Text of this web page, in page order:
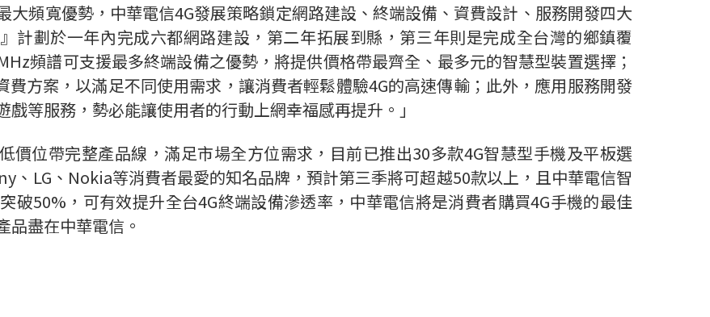
大頻寬優勢，中華電信4G發展策略鎖定網路建設、終端設備、資費設計、服務開發四大
計劃於一年內完成六都網路建設，第二年拓展到縣，第三年則是完成全台灣的鄉鎮覆
頻譜可支援最多終端設備之優勢，將提供價格帶最齊全、最多元的智慧型裝置選擇；
方案，以滿足不同使用需求，讓消費者輕鬆體驗4G的高速傳輸；此外，應用服務開發
等服務，勢必能讓使用者的行動上網幸福感再提升。」
價位帶完整產品線，滿足市場全方位需求，目前已推出30多款4G智慧型手機及平板選
、LG、Nokia等消費者最愛的知名品牌，預計第三季將可超越50款以上，且中華電信智
破50%，可有效提升全台4G終端設備滲透率，中華電信將是消費者購買4G手機的最佳
品盡在中華電信。